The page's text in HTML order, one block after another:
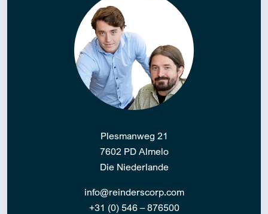
Plesmanweg 21
7602 PD Almelo
Die Niederlande
info@reinderscorp.com
+31 (0) 546 – 876500